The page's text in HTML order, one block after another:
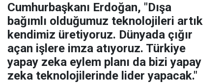
Cumhurbaşkanı Erdoğan, "Dışa
bağımlı olduğumuz teknolojileri artık
kendimiz üretiyoruz. Dünyada çığır
açan işlere imza atıyoruz. Türkiye
yapay zeka eylem planı da bizi yapay
zeka teknolojilerinde lider yapacak."